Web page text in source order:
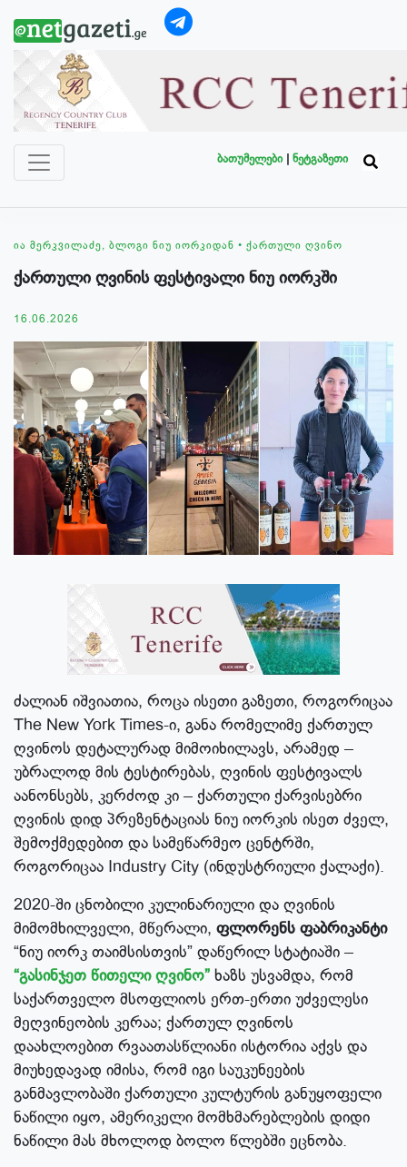
ბათუმელები | ნეტგაზეთი
ᲘᲐ ᲛᲔᲠᲙᲕᲘᲚᲐᲫᲔ, ᲑᲚᲝᲒᲘ ᲜᲘᲣ ᲘᲝᲠᲙᲘᲓᲐᲜ • ᲥᲐᲠᲗᲣᲚᲘ ᲦᲕᲘᲜᲝ
ქართული ღვინის ფესტივალი ნიუ იორკში
16.06.2026
ძალიან იშვიათია, როცა ისეთი გაზეთი, როგორიცაა
The New York Times-ი, განა რომელიმე ქართულ
ღვინოს დეტალურად მიმოიხილავს, არამედ –
უბრალოდ მის ტესტირებას, ღვინის ფესტივალს
აანონსებს, კერძოდ კი – ქართული ქარვისებრი
ღვინის დიდ პრეზენტაციას ნიუ იორკის ისეთ ძველ,
შემოქმედებით და სამეწარმეო ცენტრში,
როგორიცაა Industry City (ინდუსტრიული ქალაქი).
2020-ში ცნობილი კულინარიული და ღვინის
მიმომხილველი, მწერალი, ფლორენს ფაბრიკანტი
“ნიუ იორკ თაიმსისთვის” დაწერილ სტატიაში –
“გასინჯეთ წითელი ღვინო” ხაზს უსვამდა, რომ
საქართველო მსოფლიოს ერთ-ერთი უძველესი
მეღვინეობის კერაა; ქართულ ღვინოს
დაახლოებით რვაათასწლიანი ისტორია აქვს და
მიუხედავად იმისა, რომ იგი საუკუნეების
განმავლობაში ქართული კულტურის განუყოფელი
ნაწილი იყო, ამერიკელი მომხმარებლების დიდი
ნაწილი მას მხოლოდ ბოლო წლებში ეცნობა.